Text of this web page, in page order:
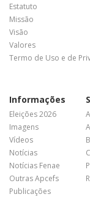
Estatuto
Missão
Visão
Valores
Termo de Uso e de
Informações
Eleições 2026
Imagens
Vídeos
Notícias
Notícias Fenae
Outras Apcefs
Publicações